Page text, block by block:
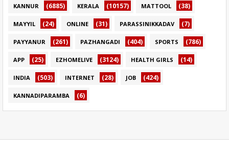
KANNUR (6885) KERALA (10157) MATTOOL (38)
MAYYIL (24) ONLINE (31) PARASSINIKKADAV (7)
PAYYANUR (261) PAZHANGADI (404) SPORTS (786)
APP (25) EZHOMELIVE (3124) HEALTH GIRLS (14)
INDIA (503) INTERNET (28) JOB (424)
KANNADIPARAMBA (6)